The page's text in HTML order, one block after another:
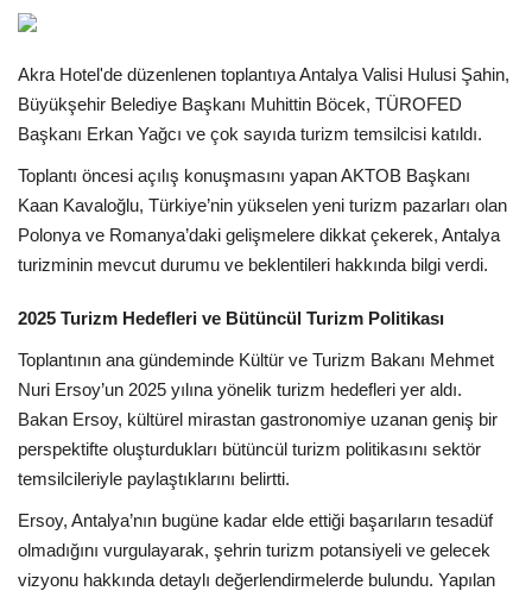
Röportajlar
Gezi - Yorum
Sizlerden Gelenler
Video Tanıtım
Köşe Yazarları
Galeri
Akra Hotel'de düzenlenen toplantıya Antalya Valisi Hulusi Şahin,
Büyükşehir Belediye Başkanı Muhittin Böcek, TÜROFED
Başkanı Erkan Yağcı ve çok sayıda turizm temsilcisi katıldı.
Toplantı öncesi açılış konuşmasını yapan AKTOB Başkanı
Kaan Kavaloğlu, Türkiye’nin yükselen yeni turizm pazarları olan
Polonya ve Romanya’daki gelişmelere dikkat çekerek, Antalya
turizminin mevcut durumu ve beklentileri hakkında bilgi verdi.
2025 Turizm Hedefleri ve Bütüncül Turizm Politikası
Toplantının ana gündeminde Kültür ve Turizm Bakanı Mehmet
Nuri Ersoy’un 2025 yılına yönelik turizm hedefleri yer aldı.
Bakan Ersoy, kültürel mirastan gastronomiye uzanan geniş bir
perspektifte oluşturdukları bütüncül turizm politikasını sektör
temsilcileriyle paylaştıklarını belirtti.
Ersoy, Antalya’nın bugüne kadar elde ettiği başarıların tesadüf
olmadığını vurgulayarak, şehrin turizm potansiyeli ve gelecek
vizyonu hakkında detaylı değerlendirmelerde bulundu. Yapılan